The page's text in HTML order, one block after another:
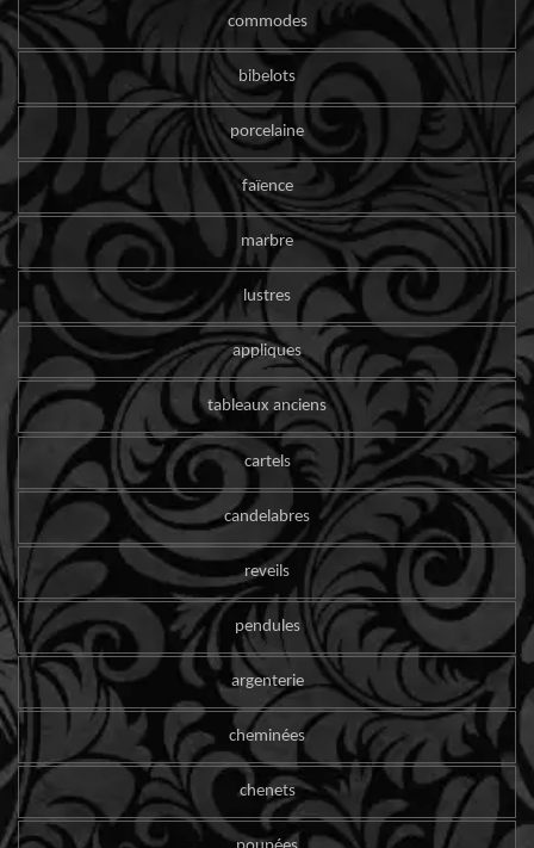
commodes
bibelots
porcelaine
faïence
marbre
lustres
appliques
tableaux anciens
cartels
candelabres
reveils
pendules
argenterie
cheminées
chenets